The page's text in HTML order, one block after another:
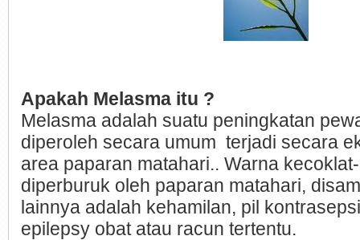
Apakah Melasma itu ?
Melasma adalah suatu peningkatan
diperoleh secara umum terjadi secara
area paparan matahari.. Warna
diperburuk oleh paparan matahari,
lainnya adalah kehamilan, pil
epilepsy obat atau racun tertentu.